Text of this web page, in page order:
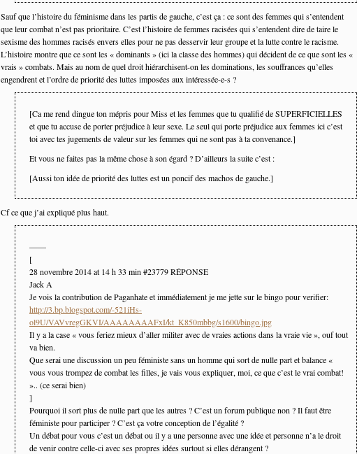
Sauf que l’histoire du féminisme dans les partis de gauche, c’est ça : ce sont des femmes qui s’entendent
que leur combat n’est pas prioritaire. C’est l’histoire de femmes racisées qui s’entendent dire de taire le
sexisme des hommes racisés envers elles pour ne pas desservir leur groupe et la lutte contre le racisme.
L’histoire montre que ce sont les « dominants » (ici la classe des hommes) qui décident de ce que sont les «
vrais » combats. Mais au nom de quel droit hiérarchisent-on les dominations, les souffrances qu’elles
engendrent et l’ordre de priorité des luttes imposées aux intéressée-e-s ?
[Ca me rend dingue ton mépris pour Miss et les femmes que tu qualifié de SUPERFICIELLES
et que tu accuse de porter préjudice à leur sexe. Le seul qui porte préjudice aux femmes ici c’est
toi avec tes jugements de valeur sur les femmes qui ne sont pas à ta convenance.]
Et vous ne faites pas la même chose à son égard ? D’ailleurs la suite c’est :
[Aussi ton idée de priorité des luttes est un poncif des machos de gauche.]
Cf ce que j’ai expliqué plus haut.
——
[
28 novembre 2014 at 14 h 33 min #23779 RÉPONSE
Jack A
Je vois la contribution de Paganhate et immédiatement je me jette sur le bingo pour verifier:
http://3.bp.blogspot.com/-521iHs-
ol9U/VAVvregGKVI/AAAAAAAAFxI/kt_K850mbbg/s1600/bingo.jpg
Il y a la case « vous feriez mieux d’aller militer avec de vraies actions dans la vraie vie », ouf tout
va bien.
Que serai une discussion un peu féministe sans un homme qui sort de nulle part et balance «
vous vous trompez de combat les filles, je vais vous expliquer, moi, ce que c’est le vrai combat!
».. (ce serai bien)
]
Pourquoi il sort plus de nulle part que les autres ? C’est un forum publique non ? Il faut être
féministe pour participer ? C’est ça votre conception de l’égalité ?
Un débat pour vous c’est un débat ou il y a une personne avec une idée et personne n’a le droit
de venir contre celle-ci avec ses propres idées surtout si elles dérangent ?